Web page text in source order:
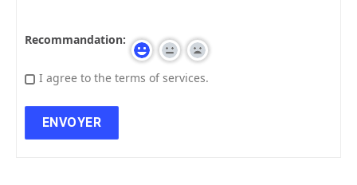
Recommandation:
I agree to the terms of services.